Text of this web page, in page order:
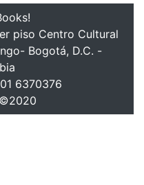
piso Centro Cultural
Bogotá, D.C. -
6370376